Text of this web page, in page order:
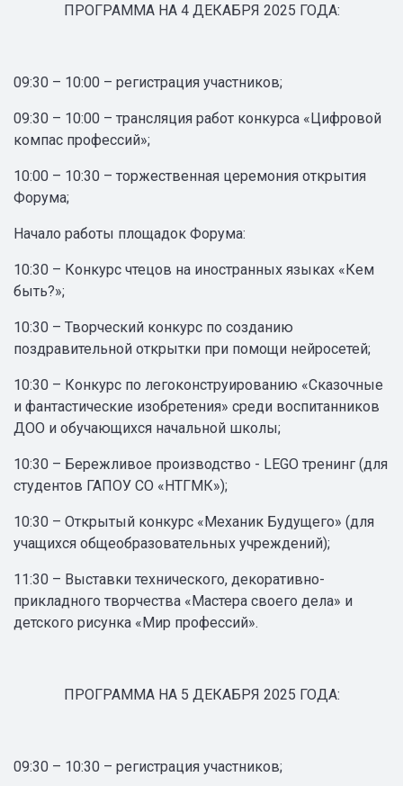
ПРОГРАММА НА 4 ДЕКАБРЯ 2025 ГОДА:
09:30 – 10:00 – регистрация участников;
09:30 – 10:00 – трансляция работ конкурса «Цифровой
компас профессий»;
10:00 – 10:30 – торжественная церемония открытия
Форума;
Начало работы площадок Форума:
10:30 – Конкурс чтецов на иностранных языках «Кем
быть?»;
10:30 – Творческий конкурс по созданию
поздравительной открытки при помощи нейросетей;
10:30 – Конкурс по легоконструированию «Сказочные
и фантастические изобретения» среди воспитанников
ДОО и обучающихся начальной школы;
10:30 – Бережливое производство - LEGO тренинг (для
студентов ГАПОУ СО «НТГМК»);
10:30 – Открытый конкурс «Механик Будущего» (для
учащихся общеобразовательных учреждений);
11:30 – Выставки технического, декоративно-
прикладного творчества «Мастера своего дела» и
детского рисунка «Мир профессий».
ПРОГРАММА НА 5 ДЕКАБРЯ 2025 ГОДА:
09:30 – 10:30 – регистрация участников;